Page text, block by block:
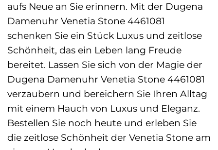
aufs Neue an Sie erinnern. Mit der Dugena
Damenuhr Venetia Stone 4461081
schenken Sie ein Stück Luxus und zeitlose
Schönheit, das ein Leben lang Freude
bereitet. Lassen Sie sich von der Magie der
Dugena Damenuhr Venetia Stone 4461081
verzaubern und bereichern Sie Ihren Alltag
mit einem Hauch von Luxus und Eleganz.
Bestellen Sie noch heute und erleben Sie
die zeitlose Schönheit der Venetia Stone am